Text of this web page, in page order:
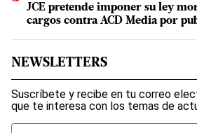
JCE pretende imponer su ley
cargos contra ACD Media por
NEWSLETTERS
Suscríbete y recibe en tu correo
que te interesa con los temas de